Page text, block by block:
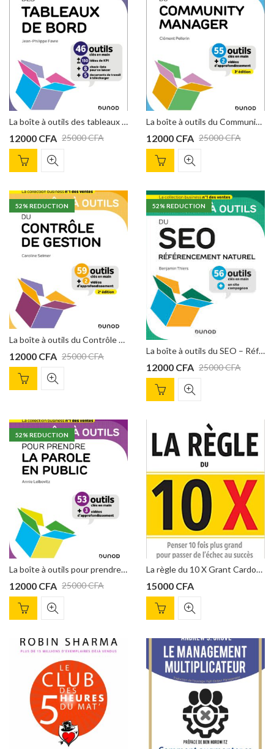
La boîte à outils des tableaux de bord : 46 outils clés en main de Jean-Philippe Favre
25000CFA
12000 CFA
La boîte à outils du Community Manager – 3e éd.: 55 outils et méthodes de Clément Pellerin
25000CFA
12000 CFA
52% REDUCTION
La boîte à outils du Contrôle de gestion – 2e éd.: 59 outils clés en main de Caroline Selmer
25000CFA
12000 CFA
52% REDUCTION
La boîte à outils du SEO – Référencement naturel : Référencement naturel de Benjamin Thiers
25000CFA
12000 CFA
52% REDUCTION
La boîte à outils pour prendre la parole en public de Annie Leibovitz
25000CFA
12000 CFA
La règle du 10 X Grant Cardone
15000 CFA